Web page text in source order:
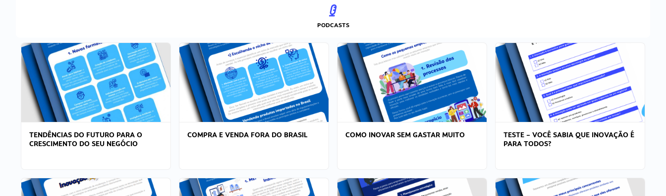
PODCASTS
TENDÊNCIAS DO FUTURO PARA O
CRESCIMENTO DO SEU NEGÓCIO
COMPRA E VENDA FORA DO BRASIL COMO INOVAR SEM GASTAR MUITO
TESTE – VOCÊ SABIA QUE INOVAÇÃO É
PARA TODOS?